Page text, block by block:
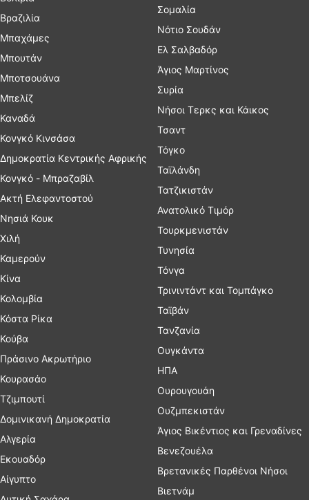
Βραζιλία
Μπαχάμες
Μπουτάν
Μποτσουάνα
Μπελίζ
Καναδά
Κονγκό Κινσάσα
Δημοκρατία Κεντρικής Αφρικής
Κονγκό - Μπραζαβίλ
Ακτή Ελεφαντοστού
Νησιά Κουκ
Χιλή
Καμερούν
Κίνα
Κολομβία
Κόστα Ρίκα
Κούβα
Πράσινο Ακρωτήριο
Κουρασάο
Τζιμπουτί
Δομινικανή Δημοκρατία
Αλγερία
Εκουαδόρ
Αίγυπτο
Σομαλία
Νότιο Σουδάν
Ελ Σαλβαδόρ
Άγιος Μαρτίνος
Συρία
Νήσοι Τερκς και Κάικος
Τσαντ
Τόγκο
Ταϊλάνδη
Τατζικιστάν
Ανατολικό Τιμόρ
Τουρκμενιστάν
Τυνησία
Τόνγα
Τρινιντάντ και Τομπάγκο
Ταϊβάν
Τανζανία
Ουγκάντα
ΗΠΑ
Ουρουγουάη
Ουζμπεκιστάν
Άγιος Βικέντιος και Γρεναδίνες
Βενεζουέλα
Βρετανικές Παρθένοι Νήσοι
Βιετνάμ